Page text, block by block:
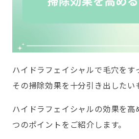
ハイドラフェイシャルで毛穴をす
その掃除効果を十分引き出したい
ハイドラフェイシャルの効果を高
つのポイントをご紹介します。